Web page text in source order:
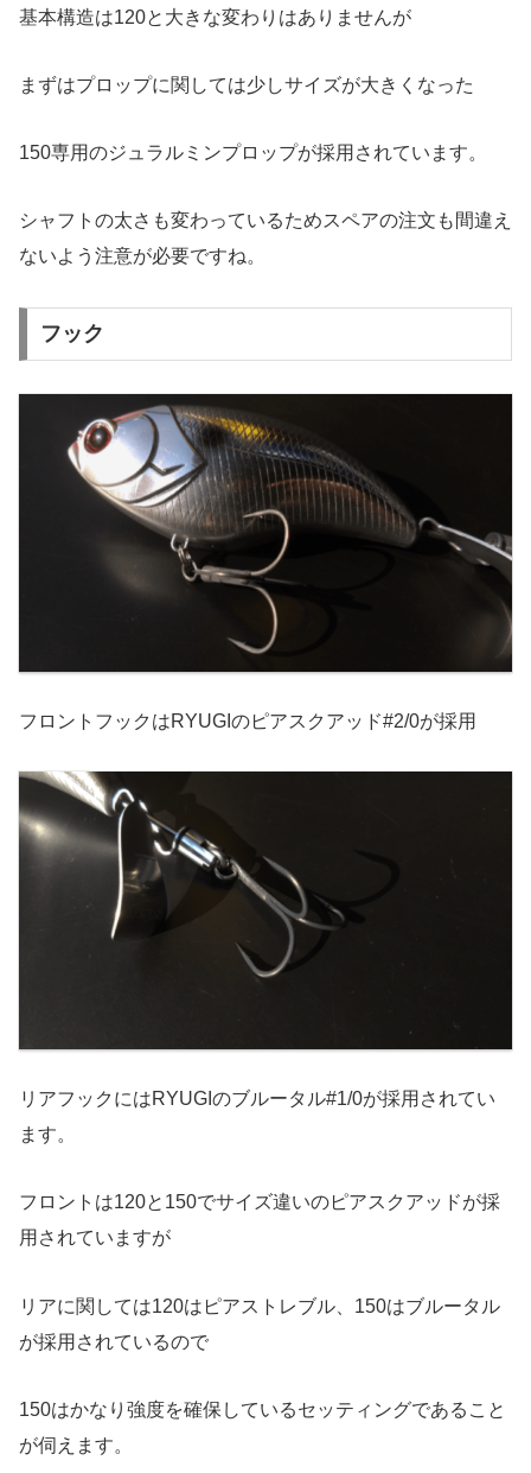
基本構造は120と大きな変わりはありませんが
まずはプロップに関しては少しサイズが大きくなった
150専用のジュラルミンプロップが採用されています。
シャフトの太さも変わっているためスペアの注文も間違え
ないよう注意が必要ですね。
フック
フロントフックはRYUGIのピアスクアッド#2/0が採用
リアフックにはRYUGIのブルータル#1/0が採用されてい
ます。
フロントは120と150でサイズ違いのピアスクアッドが採
用されていますが
リアに関しては120はピアストレブル、150はブルータル
が採用されているので
150はかなり強度を確保しているセッティングであること
が伺えます。